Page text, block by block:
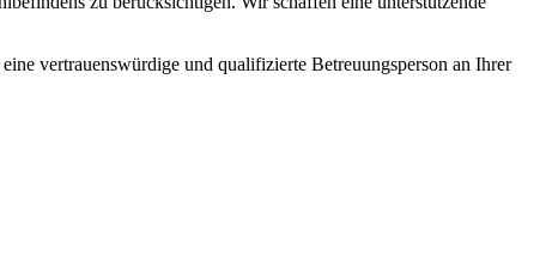
vertrauenswürdige und qualifizierte Betreuungsperson an Ihrer